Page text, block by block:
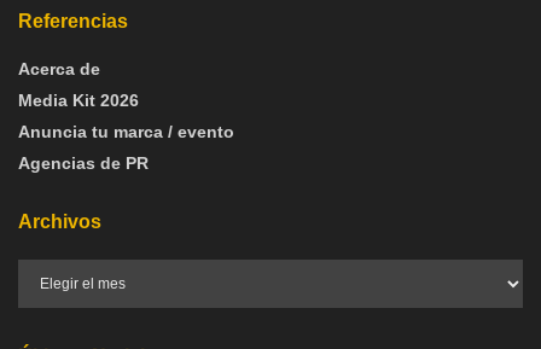
Referencias
Acerca de
Media Kit 2026
Anuncia tu marca / evento
Agencias de PR
Archivos